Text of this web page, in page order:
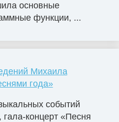
основные
функции, ...
Михаила
года»
событий
гала-концерт «Песня